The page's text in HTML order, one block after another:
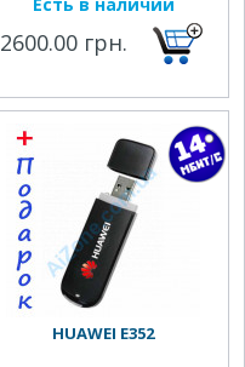
2600.00 грн.
HUAWEI E352